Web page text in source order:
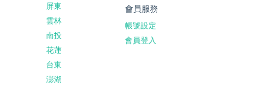
屏東
雲林
南投
花蓮
台東
澎湖
會員服務
帳號設定
會員登入